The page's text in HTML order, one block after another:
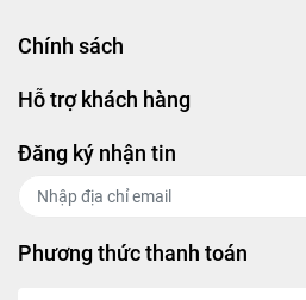
Chính sách
Hỗ trợ khách hàng
Đăng ký nhận tin
Phương thức thanh toán